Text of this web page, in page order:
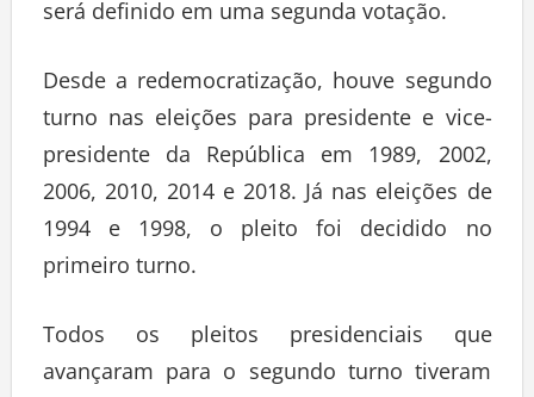
será definido em uma segunda votação.
Desde a redemocratização, houve segundo
turno nas eleições para presidente e vice-
presidente da República em 1989, 2002,
2006, 2010, 2014 e 2018. Já nas eleições de
1994 e 1998, o pleito foi decidido no
primeiro turno.
Todos os pleitos presidenciais que
avançaram para o segundo turno tiveram